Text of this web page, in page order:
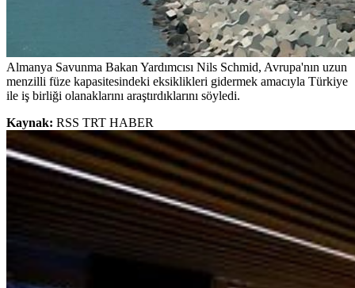
Almanya Savunma Bakan Yardımcısı Nils Schmid, Avrupa'nın uzun
menzilli füze kapasitesindeki eksiklikleri gidermek amacıyla Türkiye
ile iş birliği olanaklarını araştırdıklarını söyledi.
Kaynak: RSS TRT HABER